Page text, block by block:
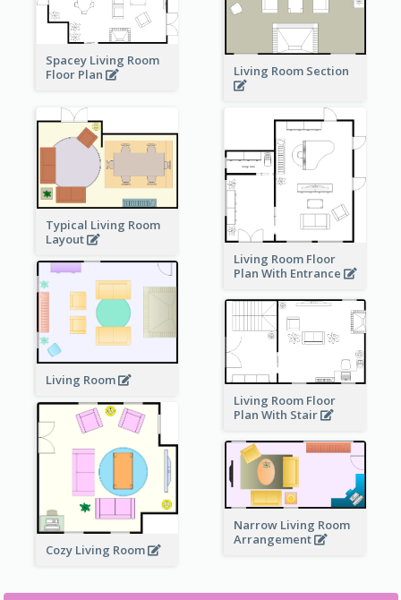
Spacey Living Room
Floor Plan
Living Room Section
Typical Living Room
Layout
Living Room Floor
Plan With Entrance
Living Room
Living Room Floor
Plan With Stair
Cozy Living Room
Narrow Living Room
Arrangement